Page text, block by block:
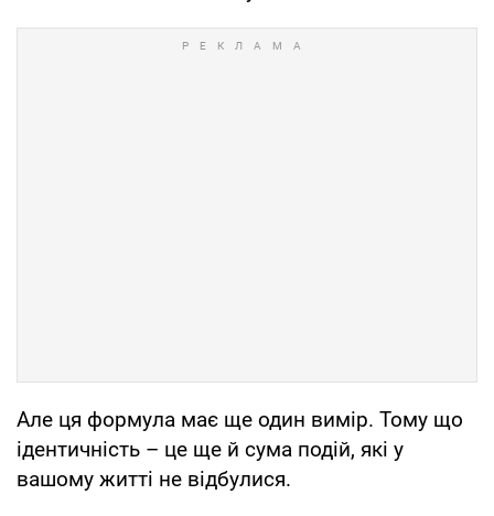
Але ця формула має ще один вимір. Тому що
ідентичність – це ще й сума подій, які у
вашому житті не відбулися.